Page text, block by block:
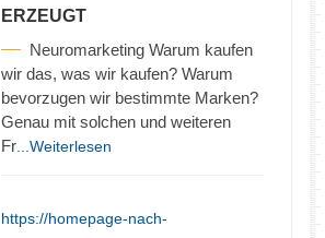
ERZEUGT
Neuromarketing Warum kaufen
wir das, was wir kaufen? Warum
bevorzugen wir bestimmte Marken?
Genau mit solchen und weiteren
Fr ...Weiterlesen
https://homepage-nach-